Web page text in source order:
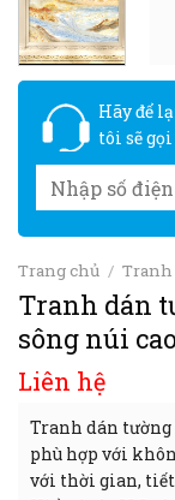
Hãy để
tôi sẽ
Trang chủ / Tranh
Tranh dán
sông núi
Liên hệ
Tranh dán tường
phù hợp với
với thời gian,